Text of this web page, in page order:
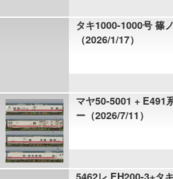
タキ1000-1000号 篠
（2026/1/17）
マヤ50-5001 + E491
ー（2026/7/11）